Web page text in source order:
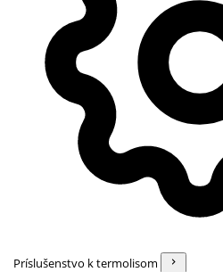
Príslušenstvo k termolisom